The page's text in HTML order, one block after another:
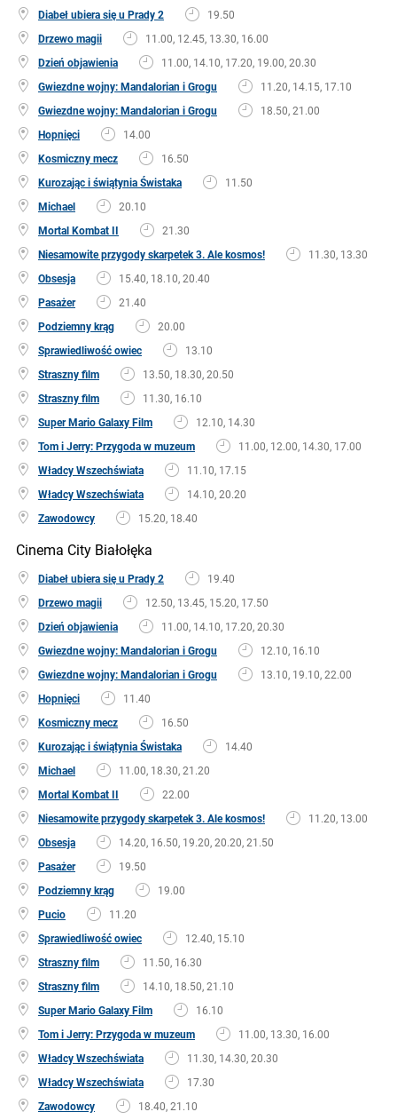
Diabeł ubiera się u Prady 2
19.50
Drzewo magii
11.00, 12.45, 13.30, 16.00
Dzień objawienia
11.00, 14.10, 17.20, 19.00, 20.30
Gwiezdne wojny: Mandalorian i Grogu
11.20, 14.15, 17.10
Gwiezdne wojny: Mandalorian i Grogu
18.50, 21.00
Hopnięci
14.00
Kosmiczny mecz
16.50
Kurozając i świątynia Świstaka
11.50
Michael
20.10
Mortal Kombat II
21.30
Niesamowite przygody skarpetek 3. Ale kosmos!
11.30, 13.30
Obsesja
15.40, 18.10, 20.40
Pasażer
21.40
Podziemny krąg
20.00
Sprawiedliwość owiec
13.10
Straszny film
13.50, 18.30, 20.50
Straszny film
11.30, 16.10
Super Mario Galaxy Film
12.10, 14.30
Tom i Jerry: Przygoda w muzeum
11.00, 12.00, 14.30, 17.00
Władcy Wszechświata
11.10, 17.15
Władcy Wszechświata
14.10, 20.20
Zawodowcy
15.20, 18.40
Cinema City Białołęka
Diabeł ubiera się u Prady 2
19.40
Drzewo magii
12.50, 13.45, 15.20, 17.50
Dzień objawienia
11.00, 14.10, 17.20, 20.30
Gwiezdne wojny: Mandalorian i Grogu
12.10, 16.10
Gwiezdne wojny: Mandalorian i Grogu
13.10, 19.10, 22.00
Hopnięci
11.40
Kosmiczny mecz
16.50
Kurozając i świątynia Świstaka
14.40
Michael
11.00, 18.30, 21.20
Mortal Kombat II
22.00
Niesamowite przygody skarpetek 3. Ale kosmos!
11.20, 13.00
Obsesja
14.20, 16.50, 19.20, 20.20, 21.50
Pasażer
19.50
Podziemny krąg
19.00
Pucio
11.20
Sprawiedliwość owiec
12.40, 15.10
Straszny film
11.50, 16.30
Straszny film
14.10, 18.50, 21.10
Super Mario Galaxy Film
16.10
Tom i Jerry: Przygoda w muzeum
11.00, 13.30, 16.00
Władcy Wszechświata
11.30, 14.30, 20.30
Władcy Wszechświata
17.30
Zawodowcy
18.40, 21.10